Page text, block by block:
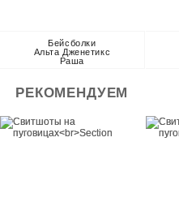
Бейсболки
Альта Дженетикс
Раша
РЕКОМЕНДУЕМ